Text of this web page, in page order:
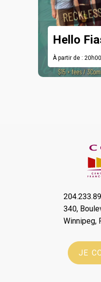
Hello
À partir de : 20h00
340,
Winnipeg,
JE